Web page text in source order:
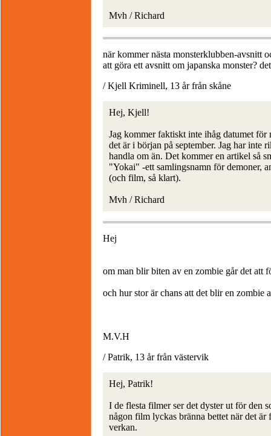
Mvh / Richard
när kommer nästa monsterklubben-avsnitt
att göra ett avsnitt om japanska monster?
/ Kjell Kriminell, 13 år från skåne
Hej, Kjell!
Jag kommer faktiskt inte ihåg datumet
det är i början på september. Jag har inte
handla om än. Det kommer en artikel så
"Yokai" -ett samlingsnamn för demoner,
(och film, så klart).
Mvh / Richard
Hej
om man blir biten av en zombie går det att
och hur stor är chans att det blir en
M.V.H
/ Patrik, 13 år från västervik
Hej, Patrik!
I de flesta filmer ser det dyster ut för den
någon film lyckas bränna bettet när det är
verkan.